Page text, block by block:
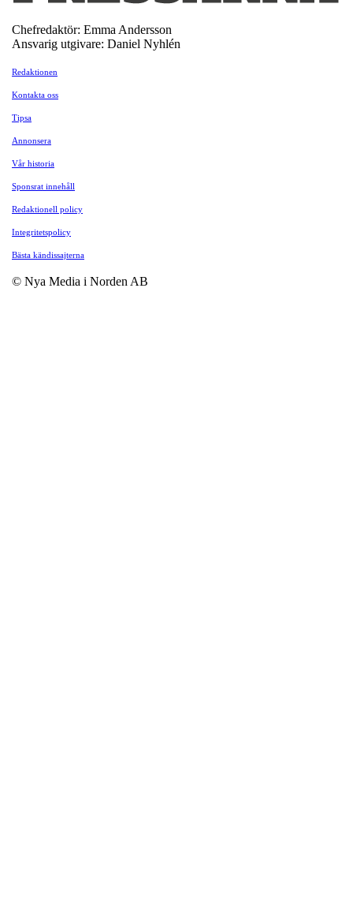
Chefredaktör: Emma Andersson
Ansvarig utgivare: Daniel Nyhlén
Redaktionen
Kontakta oss
Tipsa
Annonsera
Vår historia
Sponsrat innehåll
Redaktionell policy
Integritetspolicy
Bästa kändissajterna
© Nya Media i Norden AB